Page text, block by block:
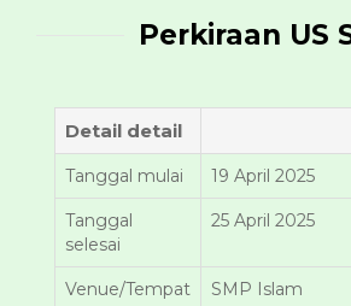
Perkiraan US
Detail detail
Tanggal mulai 19 April 2025
Tanggal
selesai
25 April 2025
Venue/Tempat SMP Islam